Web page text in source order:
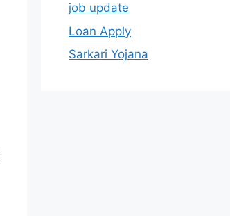
job update
Loan Apply
Sarkari Yojana